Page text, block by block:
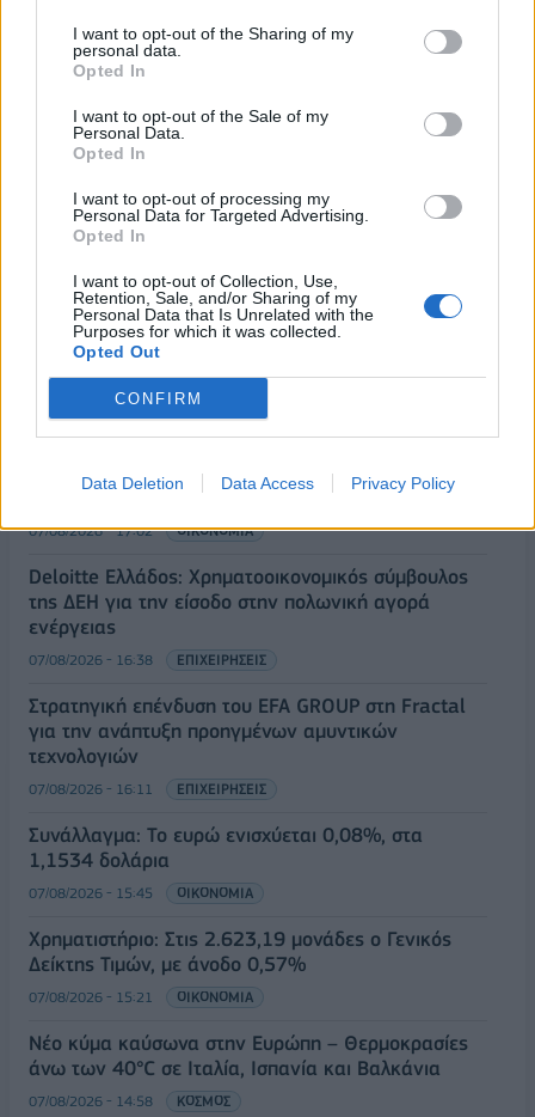
I want to opt-out of the Sharing of my
personal data.
Opted In
I want to opt-out of the Sale of my
Personal Data.
Opted In
I want to opt-out of processing my
Personal Data for Targeted Advertising.
Opted In
I want to opt-out of Collection, Use,
Retention, Sale, and/or Sharing of my
Personal Data that Is Unrelated with the
Purposes for which it was collected.
Opted Out
CONFIRM
Data Deletion Data Access Privacy Policy
20/12/2025 - 11:00
ΡΟΗ ΕΙΔΗΣΕΩΝ
ΥΠΑΑΤ: Επιπλέον 12,5 εκατ. ευρώ στις Περιφέρειες
για την ενίσχυση της βιοασφάλειας
07/08/2026 - 17:02 ΟΙΚΟΝΟΜΙΑ
Deloitte Ελλάδος: Χρηματοοικονομικός σύμβουλος
της ΔΕΗ για την είσοδο στην πολωνική αγορά
ενέργειας
07/08/2026 - 16:38 ΕΠΙΧΕΙΡΗΣΕΙΣ
Στρατηγική επένδυση του EFA GROUP στη Fractal
για την ανάπτυξη προηγμένων αμυντικών
τεχνολογιών
07/08/2026 - 16:11 ΕΠΙΧΕΙΡΗΣΕΙΣ
Συνάλλαγμα: Το ευρώ ενισχύεται 0,08%, στα
1,1534 δολάρια
07/08/2026 - 15:45 ΟΙΚΟΝΟΜΙΑ
Χρηματιστήριο: Στις 2.623,19 μονάδες ο Γενικός
Δείκτης Τιμών, με άνοδο 0,57%
07/08/2026 - 15:21 ΟΙΚΟΝΟΜΙΑ
Νέο κύμα καύσωνα στην Ευρώπη – Θερμοκρασίες
άνω των 40°C σε Ιταλία, Ισπανία και Βαλκάνια
07/08/2026 - 14:58 ΚΟΣΜΟΣ